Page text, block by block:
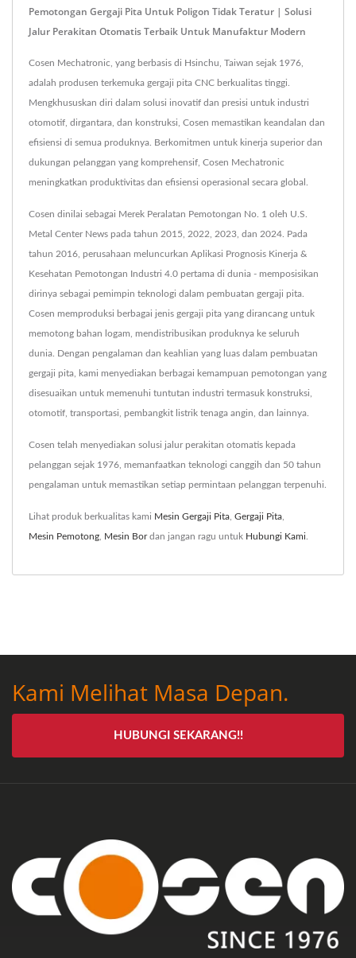
Pemotongan Gergaji Pita Untuk Poligon Tidak Teratur | Solusi
Jalur Perakitan Otomatis Terbaik Untuk Manufaktur Modern
Cosen Mechatronic, yang berbasis di Hsinchu, Taiwan sejak 1976,
adalah produsen terkemuka gergaji pita CNC berkualitas tinggi.
Mengkhususkan diri dalam solusi inovatif dan presisi untuk industri
otomotif, dirgantara, dan konstruksi, Cosen memastikan keandalan dan
efisiensi di semua produknya. Berkomitmen untuk kinerja superior dan
dukungan pelanggan yang komprehensif, Cosen Mechatronic
meningkatkan produktivitas dan efisiensi operasional secara global.
Cosen dinilai sebagai Merek Peralatan Pemotongan No. 1 oleh U.S.
Metal Center News pada tahun 2015, 2022, 2023, dan 2024. Pada
tahun 2016, perusahaan meluncurkan Aplikasi Prognosis Kinerja &
Kesehatan Pemotongan Industri 4.0 pertama di dunia - memposisikan
dirinya sebagai pemimpin teknologi dalam pembuatan gergaji pita.
Cosen memproduksi berbagai jenis gergaji pita yang dirancang untuk
memotong bahan logam, mendistribusikan produknya ke seluruh
dunia. Dengan pengalaman dan keahlian yang luas dalam pembuatan
gergaji pita, kami menyediakan berbagai kemampuan pemotongan yang
disesuaikan untuk memenuhi tuntutan industri termasuk konstruksi,
otomotif, transportasi, pembangkit listrik tenaga angin, dan lainnya.
Cosen telah menyediakan solusi jalur perakitan otomatis kepada
pelanggan sejak 1976, memanfaatkan teknologi canggih dan 50 tahun
pengalaman untuk memastikan setiap permintaan pelanggan terpenuhi.
Lihat produk berkualitas kami Mesin Gergaji Pita Gergaji Pita
Mesin Pemotong Mesin Bordan jangan ragu untuk Hubungi Kami
Kami Melihat Masa Depan.
HUBUNGI SEKARANG!!